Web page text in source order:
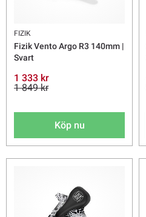
FIZIK
Fizik Vento Argo R3 140mm |
Svart
1 333 kr
1 849 kr
Köp nu